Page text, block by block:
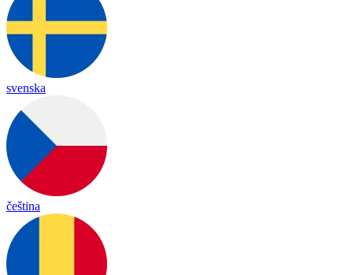
svenska
čeština